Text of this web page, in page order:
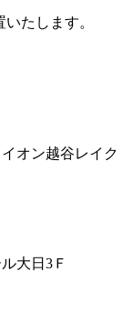
たします。
オン越谷レイク
大日3Ｆ